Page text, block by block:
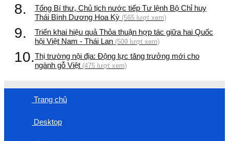
8.
Tổng Bí thư, Chủ tịch nước tiếp Tư lệnh Bộ Chỉ huy
Thái Bình Dương Hoa Kỳ (565 lượt xem)
9.
Triển khai hiệu quả Thỏa thuận hợp tác giữa hai Quốc
hội Việt Nam - Thái Lan (509 lượt xem)
10.Thị trường nội địa: Động lực tăng trưởng mới cho
ngành gỗ Việt (475 lượt xem)
Trang chủ
Desktop